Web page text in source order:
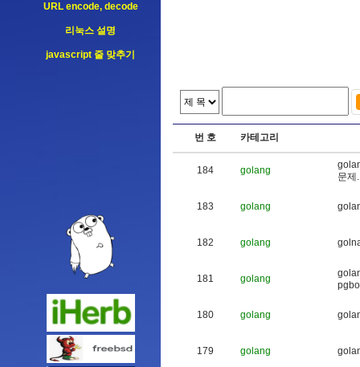
URL encode, decode
리눅스 설명
javascript 줄 맞추기
번 호 카테고리
184 golang go a
문제 .
183 golang go a
182 golang go n
181 golang go a
pgbo
180 golang go a
179 golang go a